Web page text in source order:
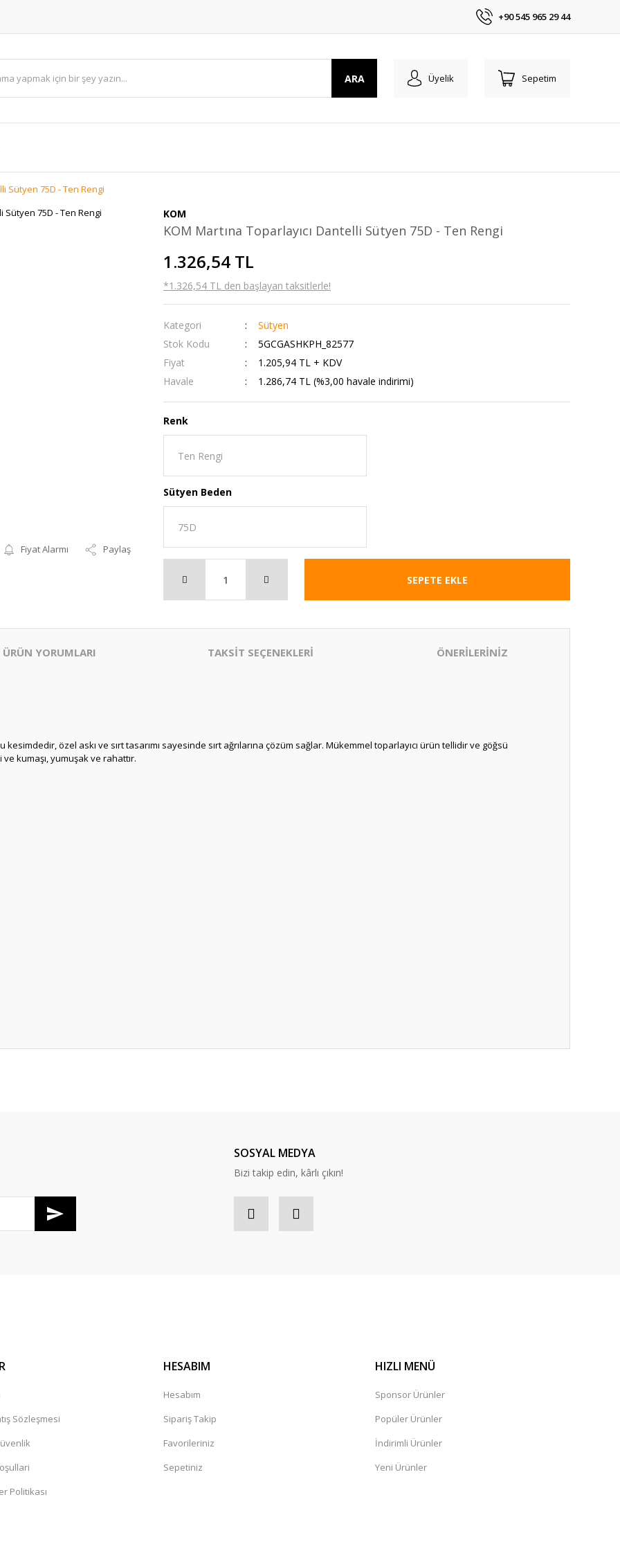
+90 545 965 29 44
ARA Üyelik Sepetim
Sütyen 75D - Ten Rengi
Fiyat Alarmı Paylaş
KOM
KOM Martına Toparlayıcı Dantelli Sütyen 75D - Ten Rengi
1.326,54 TL
*1.326,54 TL den başlayan taksitlerle!
Kategori
Sütyen
Stok Kodu
5GCGASHKPH_82577
Fiyat
1.205,94 TL + KDV
Havale
1.286,74 TL (%3,00 havale indirimi)
Renk
Sütyen Beden
SEPETE EKLE
ÜRÜN YORUMLARI TAKSİT SEÇENEKLERİ ÖNERİLERİNİZ
özel askı ve sırt tasarımı sayesinde sırt ağrılarına çözüm sağlar. Mükemmel toparlayıcı ürün tellidir ve göğsü
kumaşı, yumuşak ve rahattır.
SOSYAL MEDYA
Bizi takip edin, kârlı çıkın!
Sözleşmesi
Politikası
HESABIM
Hesabım
Sipariş Takip
Favorileriniz
Sepetiniz
HIZLI MENÜ
Sponsor Ürünler
Popüler Ürünler
İndirimli Ürünler
Yeni Ürünler